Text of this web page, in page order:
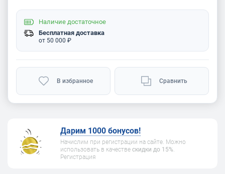
Наличие достаточное
Бесплатная доставка
от 50 000 ₽
В избранное Сравнить
Дарим 1000 бонусов!
Начислим при регистрации на сайте. Можно
использовать в качестве скидки до 15%.
Регистрация